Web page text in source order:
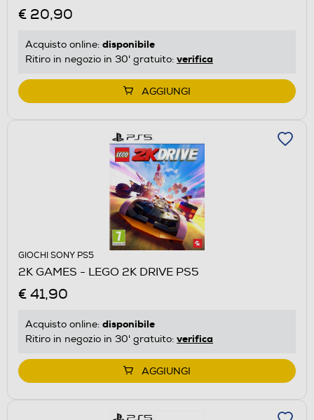
€ 20,90
Acquisto online: disponibile
Ritiro in negozio in 30' gratuito: verifica
AGGIUNGI
GIOCHI SONY PS5
2K GAMES - LEGO 2K DRIVE PS5
€ 41,90
Acquisto online: disponibile
Ritiro in negozio in 30' gratuito: verifica
AGGIUNGI